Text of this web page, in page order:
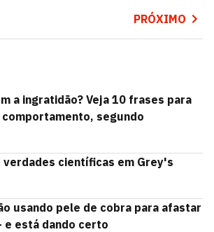
PRÓXIMO
a ingratidão? Veja 10 frases para
segundo
verdades científicas em Grey's
usando pele de cobra para afastar
está dando certo